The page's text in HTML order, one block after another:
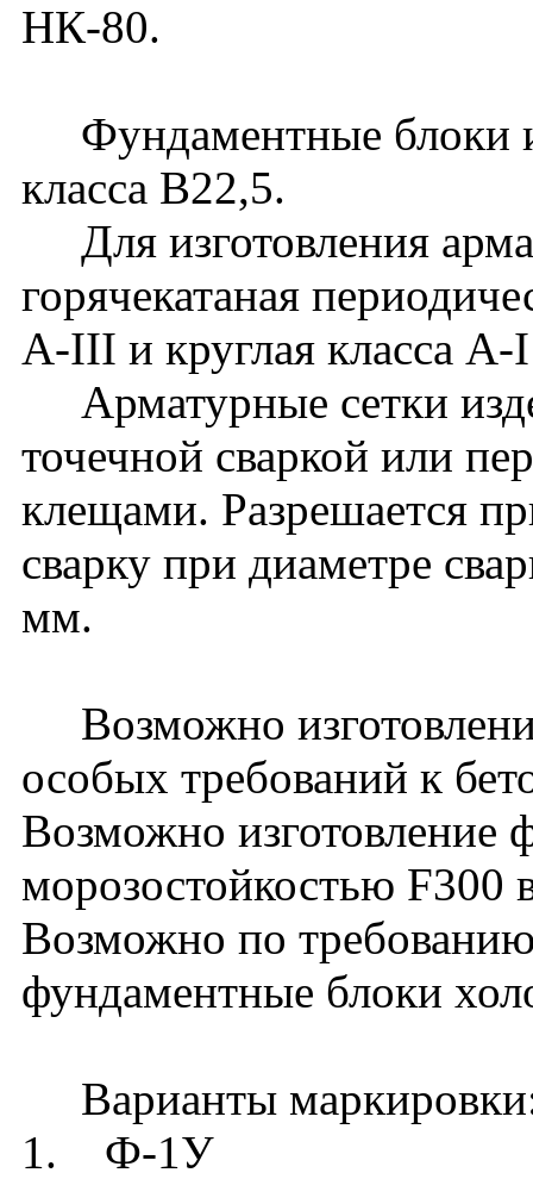
НК-80.
Фундаментные блоки
класса В22,5.
Для изготовления
горячекатаная
A-III и круглая класса
Арматурные сетки
точечной сваркой или
клещами. Разрешается
сварку при диаметре
мм.
Возможно
особых требований к
Возможно изготовление
морозостойкостью F300
Возможно по требованию
фундаментные блоки
Варианты
1. Ф-1У